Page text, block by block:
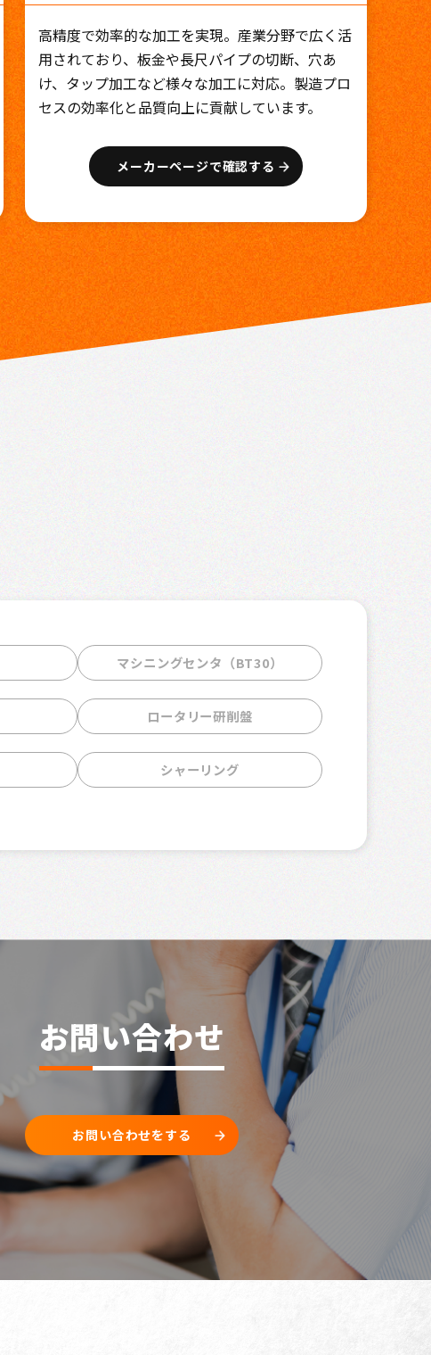
高精度で効率的な加工を実現。産業分野で広く活
用されており、板金や長尺パイプの切断、穴あ
け、タップ加工など様々な加工に対応。製造プロ
セスの効率化と品質向上に貢献しています。
メーカーページで確認する
マシニングセンタ（BT30）
ロータリー研削盤
シャーリング
お問い合わせ
お問い合わせをする